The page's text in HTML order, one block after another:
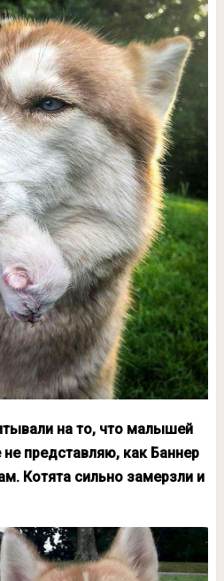
на то, что малышей
представляю, как Баннер
Котята сильно замерзли и